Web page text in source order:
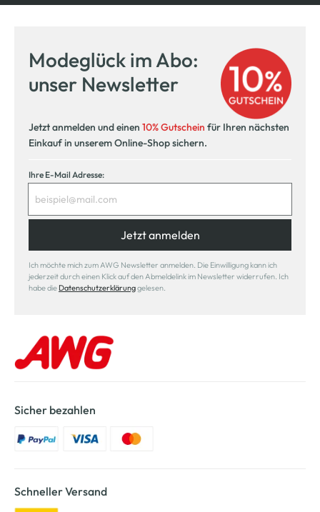
Kostenlose Filiallieferung
in Ihre Wunschfiliale
Modeglück im Abo:
unser Newsletter
Jetzt anmelden und einen 10% Gutschein für Ihren nächsten
Einkauf in unserem Online-Shop sichern.
Ihre E-Mail Adresse:
Jetzt anmelden
Ich möchte mich zum AWG Newsletter anmelden. Die Einwilligung kann ich
jederzeit durch einen Klick auf den Abmeldelink im Newsletter widerrufen. Ich
habe die Datenschutzerklärunggelesen.
Sicher bezahlen
Schneller Versand